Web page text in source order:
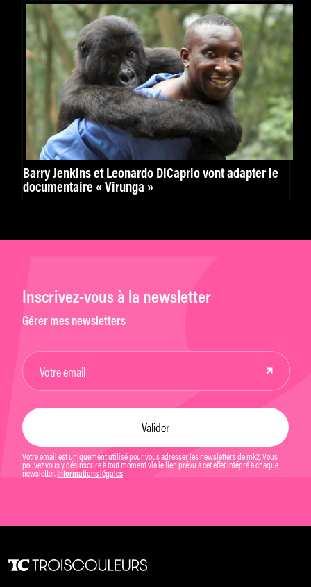
Barry Jenkins et Leonardo DiCaprio vont adapter le
documentaire « Virunga »
Inscrivez-vous à la newsletter
Gérer mes newsletters
Votre email est uniquement utilisé pour vous adresser les newsletters de mk2. Vous
pouvez vous y désinscrire à tout moment via le lien prévu à cet effet intégré à chaque
newsletter. Informations légales